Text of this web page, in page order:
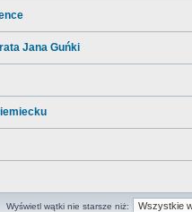
Jana Guńki
Wyświetl wątki nie starsze niż: